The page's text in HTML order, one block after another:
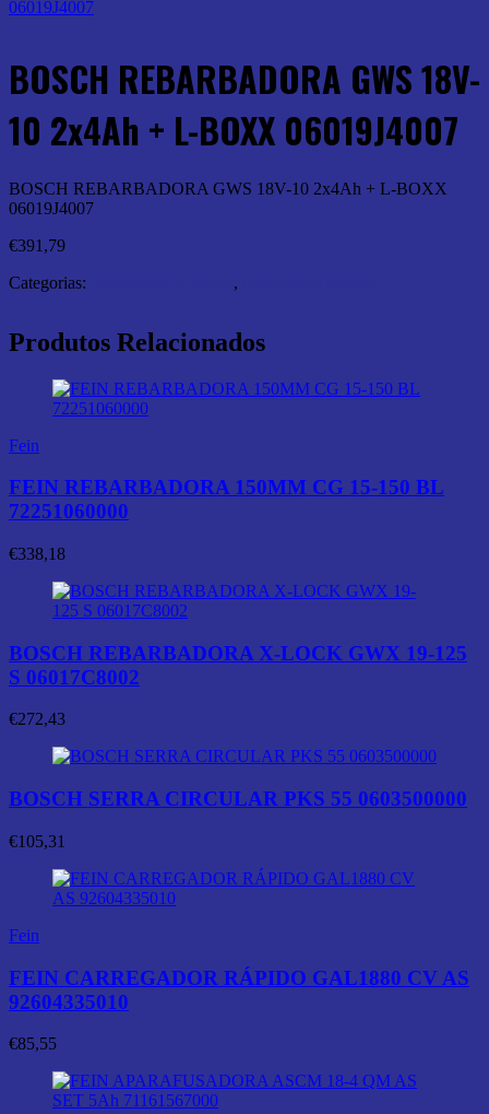
BOSCH REBARBADORA GWS 18V-
10 2x4Ah + L-BOXX 06019J4007
BOSCH REBARBADORA GWS 18V-10 2x4Ah + L-BOXX
06019J4007
€391,79
Categorias:
,
Produtos Relacionados
Fein
FEIN REBARBADORA 150MM CG 15-150 BL
72251060000
€338,18
BOSCH REBARBADORA X-LOCK GWX 19-125
S 06017C8002
€272,43
BOSCH SERRA CIRCULAR PKS 55 0603500000
€105,31
Fein
FEIN CARREGADOR RÁPIDO GAL1880 CV AS
92604335010
€85,55